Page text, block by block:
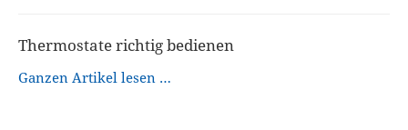
Thermostate richtig bedienen
Ganzen Artikel lesen …